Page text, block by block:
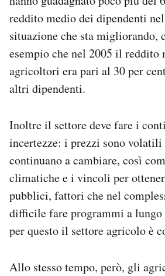
reddito medio dei dipendenti
situazione che sta migliorando,
esempio che nel 2005 il reddito
agricoltori era pari al 30 per
altri dipendenti.
Inoltre il settore deve fare i
incertezze: i prezzi sono
continuano a cambiare, così
climatiche e i vincoli per
pubblici, fattori che nel
difficile fare programmi a
per questo il settore agricolo è
Allo stesso tempo, però, gli